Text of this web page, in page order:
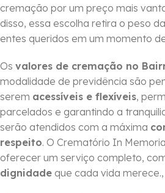
cremação por um preço mais
disso, essa escolha retira o peso
entes queridos em um momento
Os valores de cremação no
modalidade de previdência são
serem acessíveis e flexíveis,
parcelados e garantindo a
serão atendidos com a máxima
respeito. O Crematório In
oferecer um serviço completo,
dignidade que cada vida merece.,